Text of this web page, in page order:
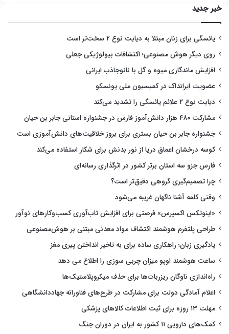
خبر جدید
یائسگی برای زنان مبتلا به دیابت نوع ۲ سخت‌تر است
روی دیگر هوش مصنوعی؛ اکتشافات بیولوژیکی جعلی
افزایش ماندگاری میوه و گل با نانوجاذب ایرانی
عضویت ایرانداک در کمیسیون ملی یونسکو
دیابت نوع ۲ علائم یائسگی را تشدید می‌کند
مشارکت ۴۸۰ هزار دانش‌آموز فارس در جشنواره استانی جابر بن حیان
جشنواره جابر بن حیان بستری برای بروز خلاقیت‌های دانش‌آموزی است
کوسه درخشان اعماق دریا از نور بدنش برای شکار استفاده می‌کند
فارس جزو سه استان برتر کشور در اثرگذاری رسانه‌ای
چرا تصمیم‌گیری گروهی دقیق‌تر است؟
وقتی کلمه آشنا ناگهان غریبه می‌شود
«اینوتکس اکسپرس» فرصتی برای افزایش تاب‌آوری کسب‌وکارهای نوآور
طراحی پلتفرم هوشمند اکتشاف مواد معدنی مبتنی بر هوش‌مصنوعی
یادگیری زبان؛ راهکاری ساده برای به تاخیر انداختن پیری مغز
ساعت هوشمند اوپو میزان چربی سوزی را اطلاع می دهد
راه‌اندازی ناوگان ریزربات‌ها برای حذف میکروپلاستیک‌ها
اعلام آمادگی دولت برای مشارکت در طرح‌های فناورانه جهاددانشگاهی
مهلت ۱۳ روزه برای ثبت اطلاعات کالاهای پزشکی
کمک‌های دارویی ۱۱ کشور به ایران در دوران جنگ